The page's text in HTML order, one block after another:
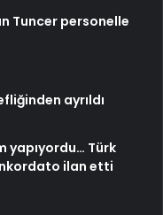
Tuncer personelle
ayrıldı
yapıyordu… Türk
ilan etti